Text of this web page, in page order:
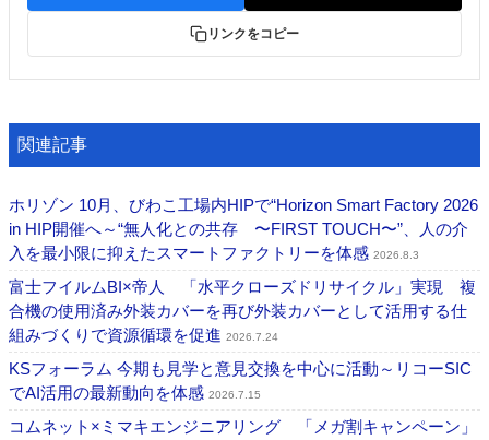
リンクをコピー
関連記事
ホリゾン 10月、びわこ工場内HIPで“Horizon Smart Factory 2026
in HIP開催へ～“無人化との共存 〜FIRST TOUCH〜”、人の介
入を最小限に抑えたスマートファクトリーを体感 2026.8.3
富士フイルムBI×帝人 「水平クローズドリサイクル」実現 複
合機の使用済み外装カバーを再び外装カバーとして活用する仕
組みづくりで資源循環を促進 2026.7.24
KSフォーラム 今期も見学と意見交換を中心に活動～リコーSIC
でAI活用の最新動向を体感 2026.7.15
コムネット×ミマキエンジニアリング 「メガ割キャンペーン」